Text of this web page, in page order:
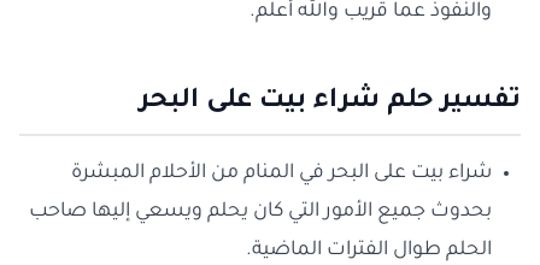
والنفوذ عما قريب والله أعلم.
تفسير حلم شراء بيت على البحر
شراء بيت على البحر في المنام من الأحلام المبشرة
بحدوث جميع الأمور التي كان يحلم ويسعي إليها صاحب
الحلم طوال الفترات الماضية.